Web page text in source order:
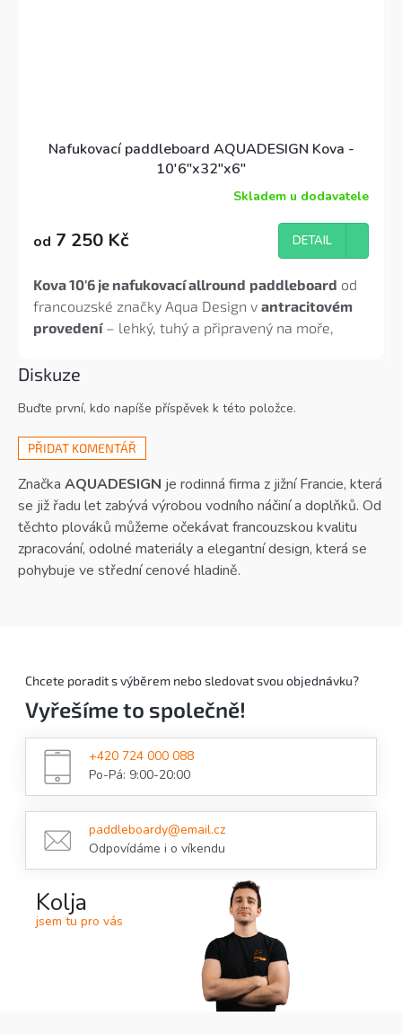
Nafukovací paddleboard AQUADESIGN Kova -
10'6"x32"x6"
Skladem u dodavatele
od 7 250 Kč DETAIL
Kova 10'6 je nafukovací allround paddleboard od
francouzské značky Aqua Design v antracitovém
provedení– lehký, tuhý a připravený na moře,
pokročilé do
opravnou sadu.
Diskuze
Buďte první, kdo napíše příspěvek k této položce.
PŘIDAT KOMENTÁŘ
Značka AQUADESIGN je rodinná firma z jižní Francie, která
se již řadu let zabývá výrobou vodního náčiní a doplňků. Od
těchto plováků můžeme očekávat francouzskou kvalitu
zpracování, odolné materiály a elegantní design, která se
pohybuje ve střední cenové hladině.
Kolja
jsem tu pro vás
Chcete poradit s výběrem nebo sledovat svou objednávku?
Vyřešíme to společně!
+420 724 000 088
Po-Pá: 9:00-20:00
paddleboardy@email.cz
Odpovídáme i o víkendu